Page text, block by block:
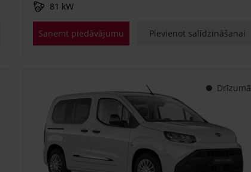
81 kW
Saņemt piedāvājumu Pievienot salīdzināšanai
Drīzumā